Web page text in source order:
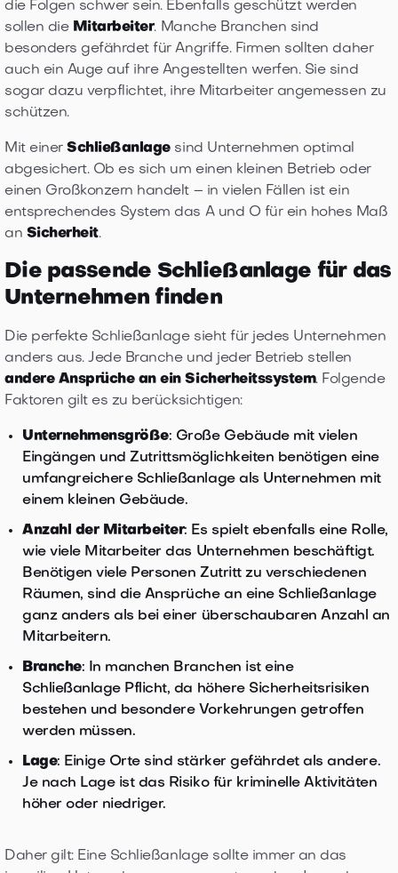
die Folgen schwer sein. Ebenfalls geschützt werden
sollen die Mitarbeiter. Manche Branchen sind
besonders gefährdet für Angriffe. Firmen sollten daher
auch ein Auge auf ihre Angestellten werfen. Sie sind
sogar dazu verpflichtet, ihre Mitarbeiter angemessen zu
schützen.
Mit einerSchließanlagesind Unternehmen optimal
abgesichert. Ob es sich um einen kleinen Betrieb oder
einen Großkonzern handelt – in vielen Fällen ist ein
entsprechendes System das A und O für ein hohes Maß
an Sicherheit.
Die passende Schließanlage für das
Unternehmen finden
Die perfekte Schließanlage sieht für jedes Unternehmen
anders aus. Jede Branche und jeder Betrieb stellen
andere Ansprüche an ein Sicherheitssystem. Folgende
Faktoren gilt es zu berücksichtigen:
Unternehmensgröße: Große Gebäude mit vielen
Eingängen und Zutrittsmöglichkeiten benötigen eine
umfangreichere Schließanlage als Unternehmen mit
einem kleinen Gebäude.
Anzahl der Mitarbeiter: Es spielt ebenfalls eine Rolle,
wie viele Mitarbeiter das Unternehmen beschäftigt.
Benötigen viele Personen Zutritt zu verschiedenen
Räumen, sind die Ansprüche an eine Schließanlage
ganz anders als bei einer überschaubaren Anzahl an
Mitarbeitern.
Branche: In manchen Branchen ist eine
Schließanlage Pflicht, da höhere Sicherheitsrisiken
bestehen und besondere Vorkehrungen getroffen
werden müssen.
Lage: Einige Orte sind stärker gefährdet als andere.
Je nach Lage ist das Risiko für kriminelle Aktivitäten
höher oder niedriger.
Daher gilt: Eine Schließanlage sollte immer an das